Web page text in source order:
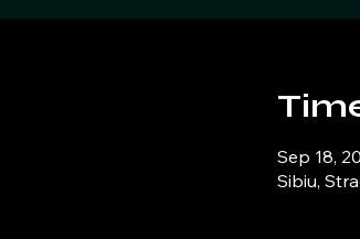
Sep 18,
Sibiu,